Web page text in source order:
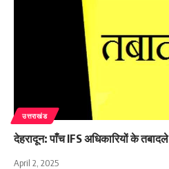
उत्तराखंड
देहरादून: पाँच IFS अधिकारियों के तबादले
April 2, 2025